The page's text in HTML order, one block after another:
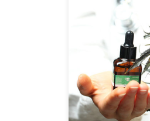
Badanie
pochodzenia
skuteczny u
Zgodnie z
opublikowanymi
Medicine,
konopi
bogatego w